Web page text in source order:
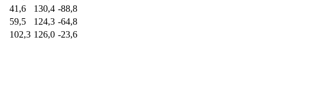
41,6 130,4 -88,8
59,5 124,3 -64,8
102,3 126,0 -23,6